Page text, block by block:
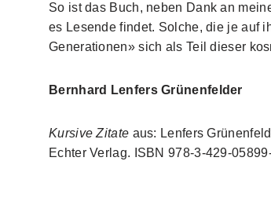
So ist das Buch, neben Dank an
es Lesende findet. Solche, die je auf
Generationen» sich als Teil dieser
Bernhard Lenfers Grünenfelder
Kursive Zitate aus: Lenfers
Echter Verlag. ISBN 978-3-429-